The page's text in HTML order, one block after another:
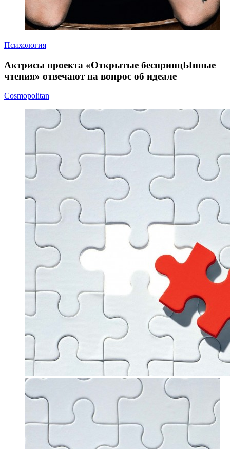
Психология
Актрисы проекта «Открытые беспринцЫпные
чтения» отвечают на вопрос об идеале
Cosmopolitan